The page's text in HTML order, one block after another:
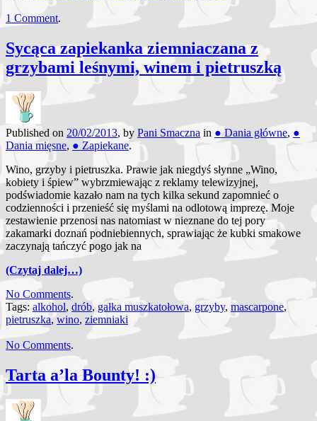
1 Comment.
Sycąca zapiekanka ziemniaczana z
grzybami leśnymi, winem i pietruszką
Published on 20/02/2013, by Pani Smaczna in ● Dania główne, ●
Dania mięsne, ● Zapiekane.
Wino, grzyby i pietruszka. Prawie jak niegdyś słynne „Wino,
kobiety i śpiew” wybrzmiewając z reklamy telewizyjnej,
podświadomie kazało nam na tych kilka sekund zapomnieć o
codzienności i przenieść się myślami na odlotową imprezę. Moje
zestawienie przenosi nas natomiast w nieznane do tej pory
zakamarki doznań podniebiennych, sprawiając że kubki smakowe
zaczynają tańczyć pogo jak na
(Czytaj dalej…)
No Comments.
Tags: alkohol, drób, gałka muszkatołowa, grzyby, mascarpone,
pietruszka,wino, ziemniaki
No Comments.
Tarta a’la Bounty! :)